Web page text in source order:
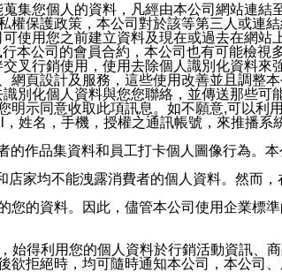
集您個人的資料，凡經由本公司網站連
保護政策，本公司對於該等第三人或連結
使用您之前建立資料及現在或過去在網站
公司的會員合約，本公司也有可能檢視
叉行銷使用，使用去除個人識別化資料來
頁設計及服務，這些使用改善並且調整本
別化個人資料與您您聯絡，並傳送那些
示同意收取此項訊息。如不願意,可以利
姓名，手機，授權之通訊帳號，來推播
作品集資料和員工打卡個人圖像行為。本
家均不能洩露消費者的個人資料。然而
的資料。因此，儘管本公司使用企業標
得利用您的個人資料於行銷活動資訊、
拒絕時，均可隨時通知本公司，本公司